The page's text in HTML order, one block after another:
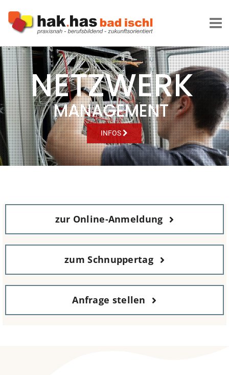
Inhalt
springen
MANAGEMENT
NETZWERK
INFOS
zur Online-Anmeldung
zum Schnuppertag
Anfrage stellen